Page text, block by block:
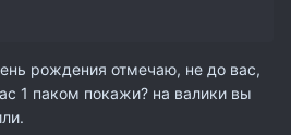
рождения отмечаю, не до вас,
1 паком покажи? на валики вы